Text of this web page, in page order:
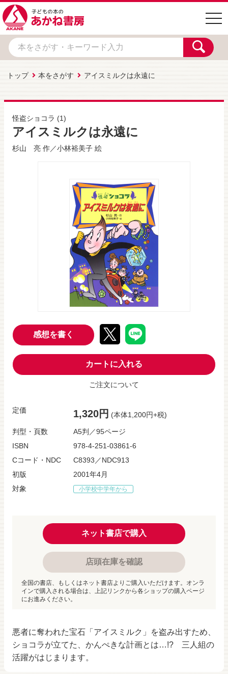
トップ 本をさがす アイスミルクは永遠に
怪盗ショコラ (1)
アイスミルクは永遠に
杉山 亮 作／小林裕美子 絵
悪者に奪われた宝石「アイスミルク」を盗み出すため、
ショコラが立てた、かんぺきな計画とは…!? 三人組の
活躍がはじまります。
感想を書く
カートに入れる
ご注文について
定価 1,320円 (本体1,200円+税)
判型・頁数
A5判／95ページ
ISBN
978-4-251-03861-6
Cコード・NDC
C8393／NDC913
初版
2001年4月
対象
小学校中学年から
ネット書店で購入
店頭在庫を確認
全国の書店、もしくはネット書店よりご購入いただけます。オンラ
インで購入される場合は、上記リンクから各ショップの購入ページ
にお進みください。